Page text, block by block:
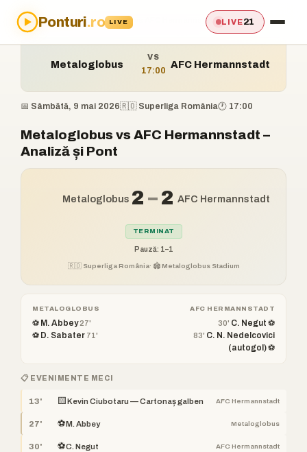
Ponturi.ro LIVE LIVE21
Acasă›Ponturi›Metaloglobus vs AFC Hermannstadt
Metaloglobus
VS
17:00
AFC Hermannstadt
📅 Sâmbătă, 9 mai 2026🇷🇴 Superliga România🕐 17:00
Metaloglobus vs AFC Hermannstadt –
Analiză și Pont
Metaloglobus 2 –2 AFC Hermannstadt
TERMINAT
Pauză: 1–1
🇷🇴 Superliga România· 🏟️ Metaloglobus Stadium
METALOGLOBUS
⚽ M. Abbey27'
⚽ D. Sabater 71'
AFC HERMANNSTADT
30' C. Negut ⚽
83' C. N. Nedelcovici
(autogol) ⚽
📋 EVENIMENTE MECI
13' 🟨 Kevin Ciubotaru — Cartonaș galben AFC Hermannstadt
27' ⚽M. Abbey Metaloglobus
30' ⚽C. Negut AFC Hermannstadt